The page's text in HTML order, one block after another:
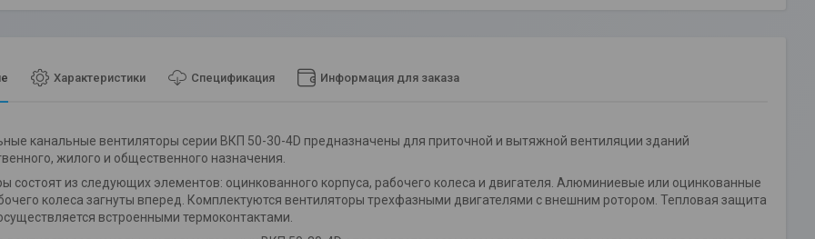
Характеристики Спецификация Информация для заказа
канальные вентиляторы серии ВКП 50-30-4D предназначены для приточной и вытяжной вентиляции зданий
жилого и общественного назначения.
состоят из следующих элементов: оцинкованного корпуса, рабочего колеса и двигателя. Алюминиевые или оцинкованные
колеса загнуты вперед. Комплектуются вентиляторы трехфазными двигателями с внешним ротором. Тепловая защита
встроенными термоконтактами.